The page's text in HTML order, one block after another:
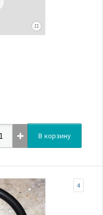
В корзину
4